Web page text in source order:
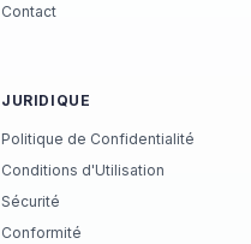
Contact
JURIDIQUE
Politique de Confidentialité
Conditions d'Utilisation
Sécurité
Conformité